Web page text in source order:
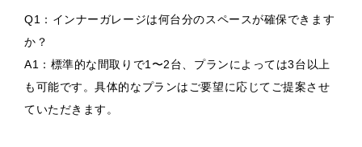
Q1：インナーガレージは何台分のスペースが確保できます
か？
A1：標準的な間取りで1〜2台、プランによっては3台以上
も可能です。具体的なプランはご要望に応じてご提案させ
ていただきます。